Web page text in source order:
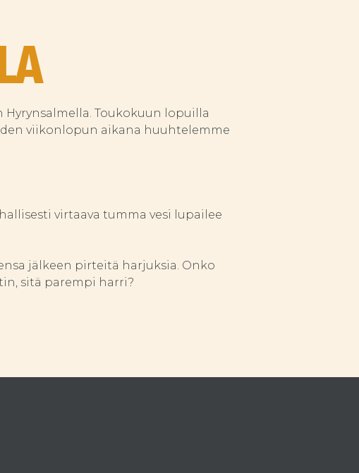
Toukokuun lopuilla
viikonlopun aikana huuhtelemme
virtaava tumma vesi lupailee
jälkeen pirteitä harjuksia. Onko
sitä parempi harri?